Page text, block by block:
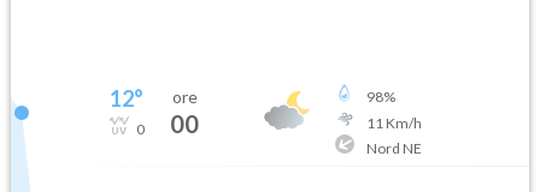
12°
0
ore
00
98%
11 Km/h
Nord NE